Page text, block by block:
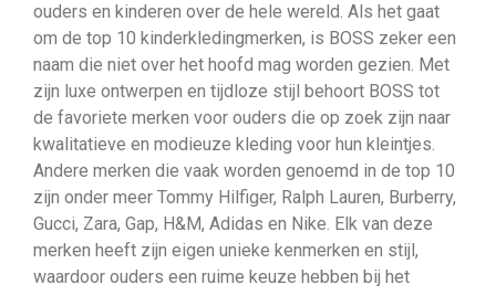
ouders en kinderen over de hele wereld. Als het gaat
om de top 10 kinderkledingmerken, is BOSS zeker een
naam die niet over het hoofd mag worden gezien. Met
zijn luxe ontwerpen en tijdloze stijl behoort BOSS tot
de favoriete merken voor ouders die op zoek zijn naar
kwalitatieve en modieuze kleding voor hun kleintjes.
Andere merken die vaak worden genoemd in de top 10
zijn onder meer Tommy Hilfiger, Ralph Lauren, Burberry,
Gucci, Zara, Gap, H&M, Adidas en Nike. Elk van deze
merken heeft zijn eigen unieke kenmerken en stijl,
waardoor ouders een ruime keuze hebben bij het